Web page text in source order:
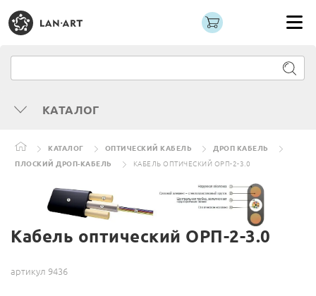
КАТАЛОГ
КАТАЛОГ ОПТИЧЕСКИЙ КАБЕЛЬ
ДРОП КАБЕЛЬ
ПЛОСКИЙ ДРОП-КАБЕЛЬ
КАБЕЛЬ ОПТИЧЕСКИЙ ОРП-2-3.0
Кабель оптический ОРП-2-3.0
артикул 9436